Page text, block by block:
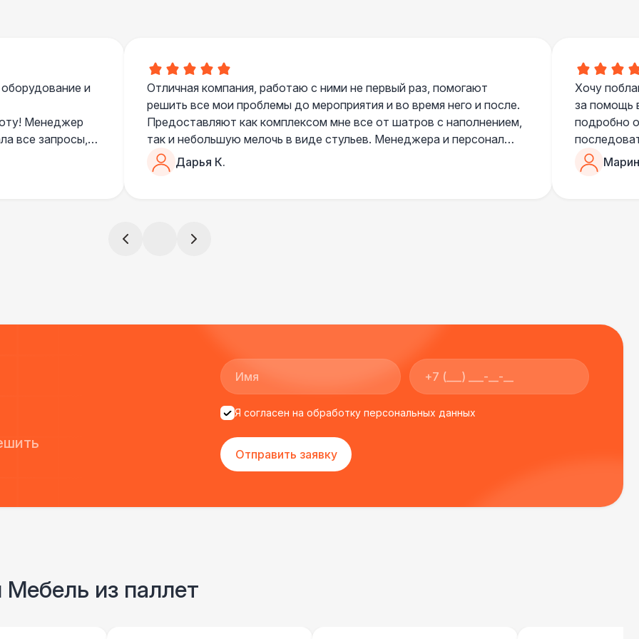
и
Менеджер
все запросы,
тревоги
Отличная компания, работаю с ними не первый раз, помогают
решить все мои проблемы до мероприятия и во время него и после.
Предоставляют как комплексом мне все от шатров с наполнением,
так и небольшую мелочь в виде стульев. Менеджера и персонал
очень понимающий, честный всегда подскажут что лучше взять и
чем дополнить праздник. Очень люблю работать именно с ними,
Дарья К.
Хочу
за помощь
подробно
Романом,
«Рука с
Я согласен на обработку персональных данных
Отправить заявку
Мебель из паллет